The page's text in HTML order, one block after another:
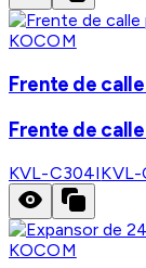
KOCOM
Frente de
Frente de
KVL-C304I
KOCOM